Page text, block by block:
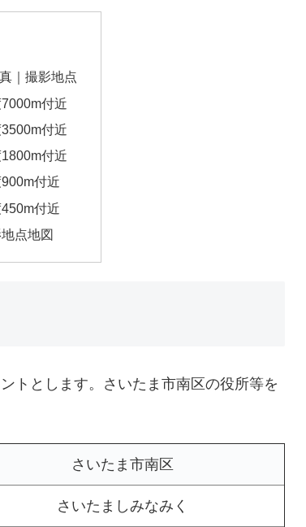
｜撮影地点
付近
付近
付近
付近
付近
点地図
トとします。さいたま市南区の役所等を
さいたま市南区
さいたましみなみく